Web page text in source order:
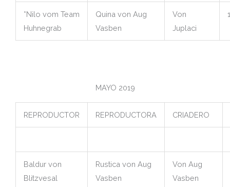
*Nilo vom Team
Huhnegrab
Quina von Aug
Vasben
Von
Juplaci
MAYO 2019
REPRODUCTOR REPRODUCTORA CRIADERO
Baldur von
Blitzvesal
Rustica von Aug
Vasben
Von Aug
Vasben